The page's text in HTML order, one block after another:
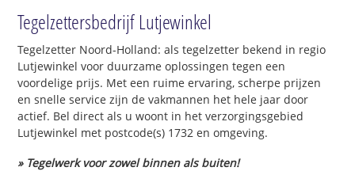
Tegelzettersbedrijf Lutjewinkel
Tegelzetter Noord-Holland: als tegelzetter bekend in regio
Lutjewinkel voor duurzame oplossingen tegen een
voordelige prijs. Met een ruime ervaring, scherpe prijzen
en snelle service zijn de vakmannen het hele jaar door
actief. Bel direct als u woont in het verzorgingsgebied
Lutjewinkel met postcode(s) 1732 en omgeving.
» Tegelwerk voor zowel binnen als buiten!